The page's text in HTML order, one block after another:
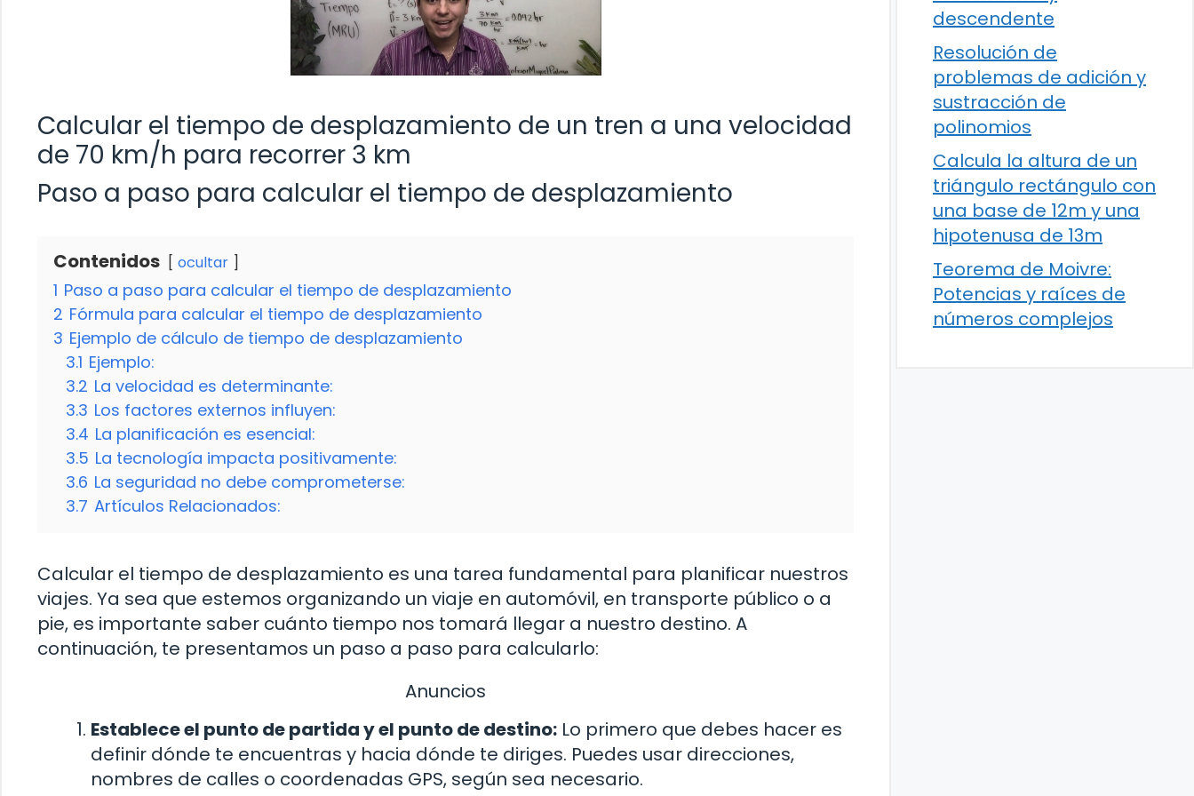
Calcular el tiempo de desplazamiento de un tren a una velocidad
de 70 km/h para recorrer 3 km
Paso a paso para calcular el tiempo de desplazamiento
Contenidos ocultar
1 Paso a paso para calcular el tiempo de desplazamiento
2 Fórmula para calcular el tiempo de desplazamiento
3 Ejemplo de cálculo de tiempo de desplazamiento
3.1 Ejemplo:
3.2 La velocidad es determinante:
3.3 Los factores externos influyen:
3.4 La planificación es esencial:
3.5 La tecnología impacta positivamente:
3.6 La seguridad no debe comprometerse:
3.7 Artículos Relacionados:
Calcular el tiempo de desplazamiento es una tarea fundamental para planificar nuestros
viajes. Ya sea que estemos organizando un viaje en automóvil, en transporte público o a
pie, es importante saber cuánto tiempo nos tomará llegar a nuestro destino. A
continuación, te presentamos un paso a paso para calcularlo:
Anuncios
Establece el punto de partida y el punto de destino: Lo primero que debes hacer es
definir dónde te encuentras y hacia dónde te diriges. Puedes usar direcciones,
nombres de calles o coordenadas GPS, según sea necesario.
descendente
Resolución de
problemas de adición y
sustracción de
polinomios
Calcula la altura de un
triángulo rectángulo con
una base de 12m y una
hipotenusa de 13m
Teorema de Moivre:
Potencias y raíces de
números complejos